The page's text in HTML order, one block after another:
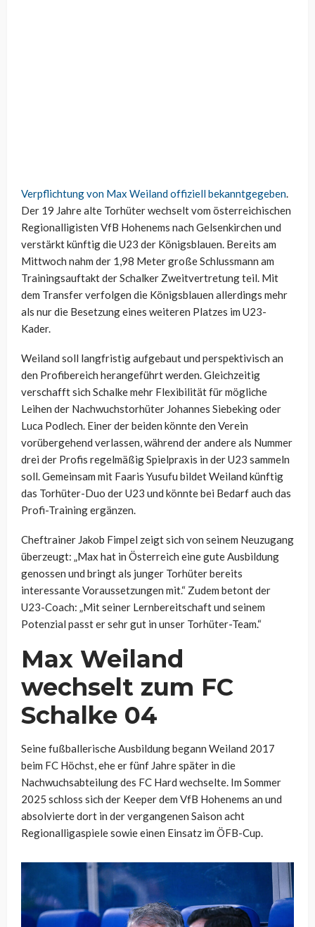
Verpflichtung von Max Weiland offiziell bekanntgegeben.
Der 19 Jahre alte Torhüter wechselt vom österreichischen
Regionalligisten VfB Hohenems nach Gelsenkirchen und
verstärkt künftig die U23 der Königsblauen. Bereits am
Mittwoch nahm der 1,98 Meter große Schlussmann am
Trainingsauftakt der Schalker Zweitvertretung teil. Mit
dem Transfer verfolgen die Königsblauen allerdings mehr
als nur die Besetzung eines weiteren Platzes im U23-
Kader.
Weiland soll langfristig aufgebaut und perspektivisch an
den Profibereich herangeführt werden. Gleichzeitig
verschafft sich Schalke mehr Flexibilität für mögliche
Leihen der Nachwuchstorhüter Johannes Siebeking oder
Luca Podlech. Einer der beiden könnte den Verein
vorübergehend verlassen, während der andere als Nummer
drei der Profis regelmäßig Spielpraxis in der U23 sammeln
soll. Gemeinsam mit Faaris Yusufu bildet Weiland künftig
das Torhüter-Duo der U23 und könnte bei Bedarf auch das
Profi-Training ergänzen.
Cheftrainer Jakob Fimpel zeigt sich von seinem Neuzugang
überzeugt: „Max hat in Österreich eine gute Ausbildung
genossen und bringt als junger Torhüter bereits
interessante Voraussetzungen mit.“ Zudem betont der
U23-Coach: „Mit seiner Lernbereitschaft und seinem
Potenzial passt er sehr gut in unser Torhüter-Team.“
Max Weiland
wechselt zum FC
Schalke 04
Seine fußballerische Ausbildung begann Weiland 2017
beim FC Höchst, ehe er fünf Jahre später in die
Nachwuchsabteilung des FC Hard wechselte. Im Sommer
2025 schloss sich der Keeper dem VfB Hohenems an und
absolvierte dort in der vergangenen Saison acht
Regionalligaspiele sowie einen Einsatz im ÖFB-Cup.